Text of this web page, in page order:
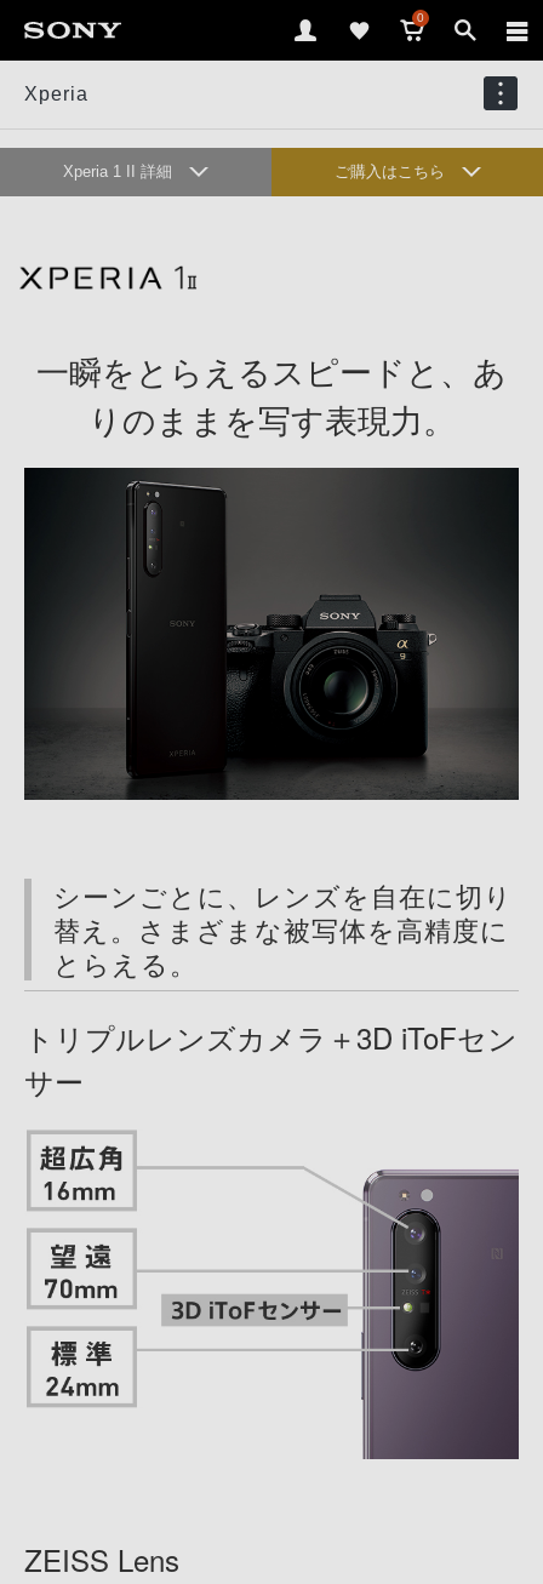
0
Xperia
Xperia 1 II 詳細 ご購入はこちら
カメラ
オーディオ ゲーム
デザイン ユーザビリティ
アプリ&サービス
仕様
一瞬をとらえるスピードと、 あ
りのままを写す表現力。
シーンごとに、レンズを自在に切り
替え。さまざまな被写体を高精度に
とらえる。
トリプルレンズカメラ＋3D iToFセン
サー
ZEISS Lens